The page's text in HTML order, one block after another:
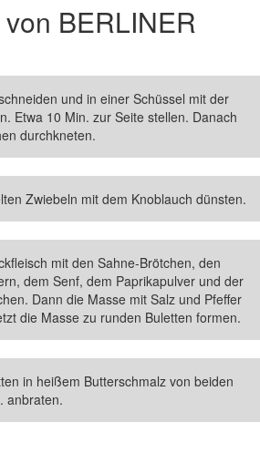
BERLINER
und in einer Schüssel mit der
Etwa 10 Min. zur Seite stellen. Danach
durchkneten.
Zwiebeln mit dem Knoblauch dünsten.
mit den Sahne-Brötchen, den
dem Senf, dem Paprikapulver und der
Dann die Masse mit Salz und Pfeffer
die Masse zu runden Buletten formen.
in heißem Butterschmalz von beiden
anbraten.